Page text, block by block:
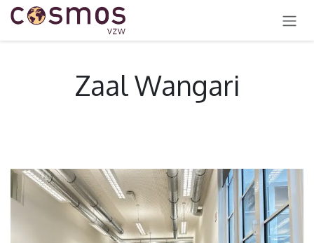
OVERSLAAN NAAR INHOUD
Zaal Wangari